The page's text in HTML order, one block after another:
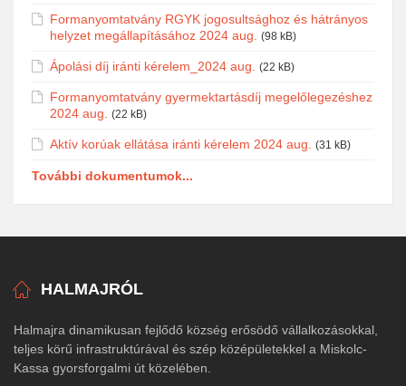
Formanyomtatvány RGYK jogosultsághoz és hátrányos
helyzet megállapításához 2024 aug.
(98 kB)
Ápolási díj iránti kérelem_2024 aug. (22 kB)
Formanyomtatvány gyermektartásdíj megelőlegezéshez
2024 aug.
(22 kB)
Aktív korúak ellátása iránti kérelem 2024 aug. (31 kB)
További dokumentumok...
HALMAJRÓL
Halmajra dinamikusan fejlődő község erősödő vállalkozásokkal,
teljes körű infrastruktúrával és szép középületekkel a Miskolc-
Kassa gyorsforgalmi út közelében.